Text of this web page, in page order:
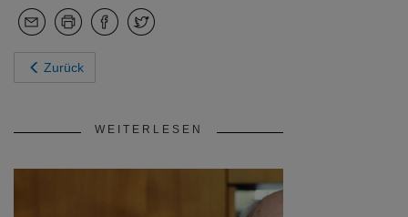
Zurück
WEITERLESEN